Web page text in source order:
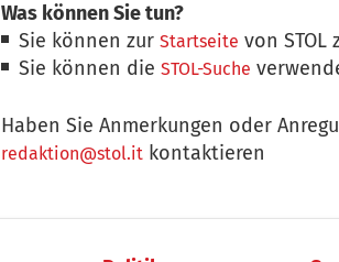
Was können Sie tun?
Sie können zurStartseite von STOL
Sie können dieSTOL-Suche
Haben Sie Anmerkungen oder
redaktion@stol.it kontaktieren